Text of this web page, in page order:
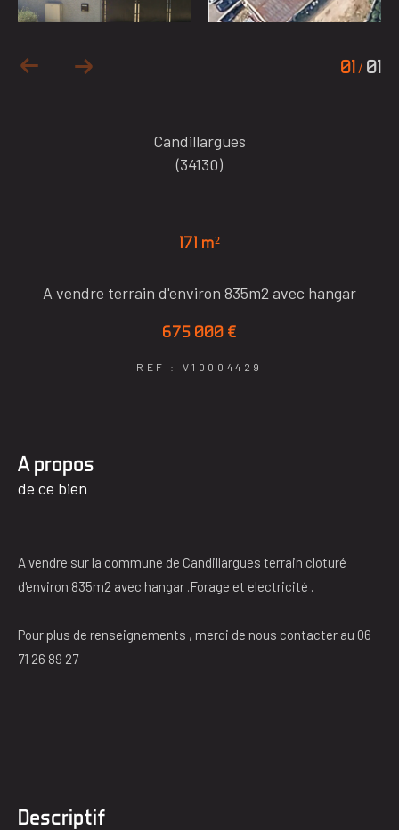
01 / 01
Candillargues
(34130)
171 m²
A vendre terrain d'environ 835m2 avec hangar
675 000 €
REF : V10004429
a propos
de ce bien
A vendre sur la commune de Candillargues terrain cloturé
d'environ 835m2 avec hangar .Forage et electricité .
Pour plus de renseignements , merci de nous contacter au 06
71 26 89 27
descriptif